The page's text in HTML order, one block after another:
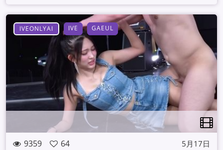
IVEONLYAI IVE GAEUL
9359 64 5月17日